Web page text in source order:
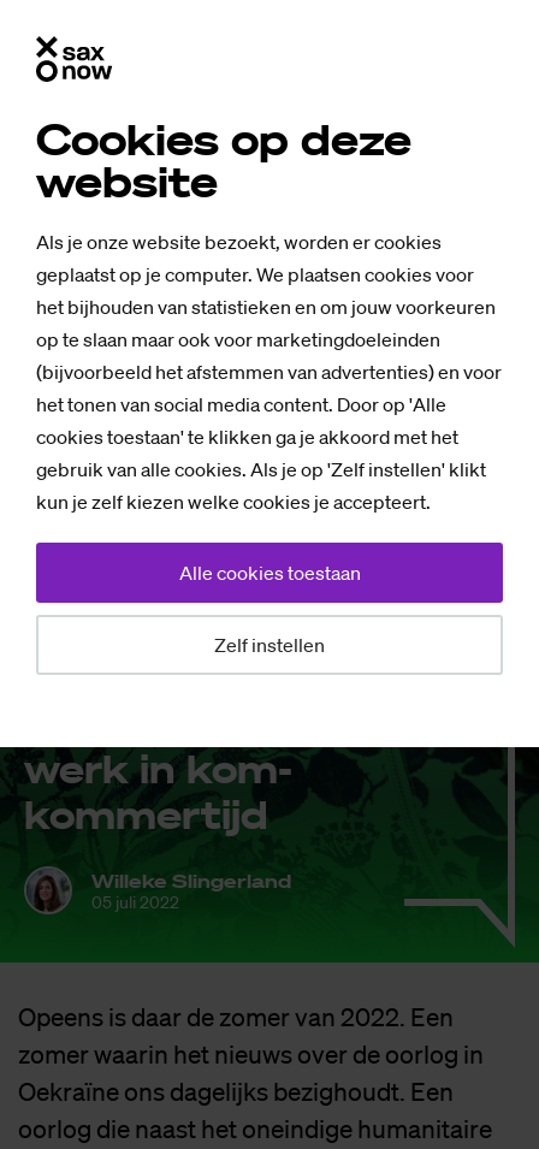
Cookies op deze
website
Als je onze website bezoekt, worden er cookies
geplaatst op je computer. We plaatsen cookies voor
het bijhouden van statistieken en om jouw voorkeuren
op te slaan maar ook voor marketingdoeleinden
(bijvoorbeeld het afstemmen van advertenties) en voor
het tonen van social media content. Door op 'Alle
cookies toestaan' te klikken ga je akkoord met het
gebruik van alle cookies. Als je op 'Zelf instellen' klikt
kun je zelf kiezen welke cookies je accepteert.
Zelf instellen
Alle cookies toestaan
Opinie
werk in kom­
kom­mer­tijd
Willeke Slingerland
05 juli 2022
Opeens is daar de zomer van 2022. Een
zomer waarin het nieuws over de oorlog in
Oekraïne ons dagelijks bezighoudt. Een
oorlog die naast het oneindige humanitaire